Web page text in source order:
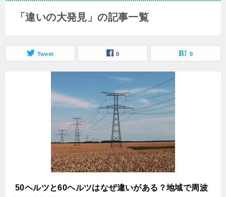
「違いの大発見」の記事一覧
Tweet 0 0
50ヘルツと60ヘルツはなぜ違いがある？地域で周波